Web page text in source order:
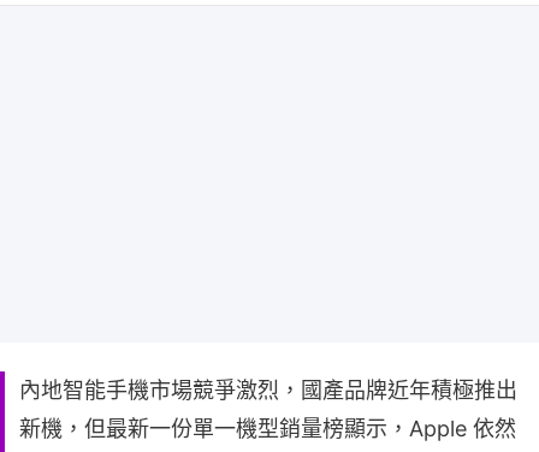
內地智能手機市場競爭激烈，國產品牌近年積極推出
新機，但最新一份單一機型銷量榜顯示，Apple 依然